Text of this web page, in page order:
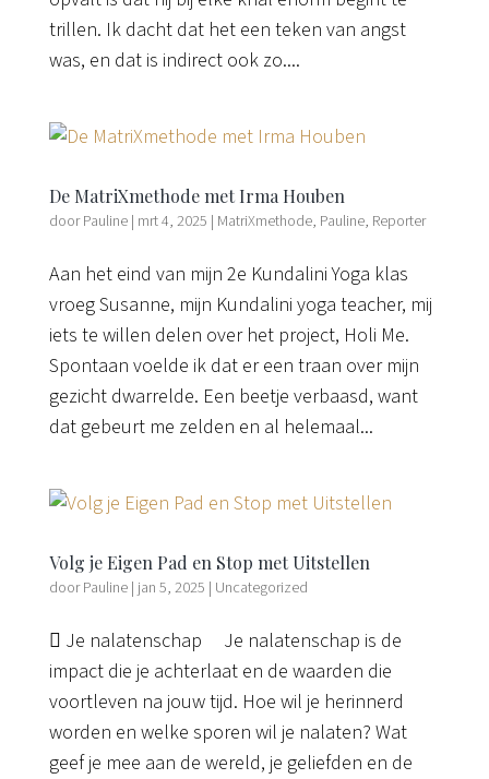
trillen. Ik dacht dat het een teken van angst
was, en dat is indirect ook zo....
De MatriXmethode met Irma Houben
doorPauline| mrt 4, 2025 | MatriXmethode, Pauline, Reporter
Aan het eind van mijn 2e Kundalini Yoga klas
vroeg Susanne, mijn Kundalini yoga teacher, mij
iets te willen delen over het project, Holi Me.
Spontaan voelde ik dat er een traan over mijn
gezicht dwarrelde. Een beetje verbaasd, want
dat gebeurt me zelden en al helemaal...
Volg je Eigen Pad en Stop met Uitstellen
doorPauline| jan 5, 2025 | Uncategorized
 Je nalatenschap Je nalatenschap is de
impact die je achterlaat en de waarden die
voortleven na jouw tijd. Hoe wil je herinnerd
worden en welke sporen wil je nalaten? Wat
geef je mee aan de wereld, je geliefden en de